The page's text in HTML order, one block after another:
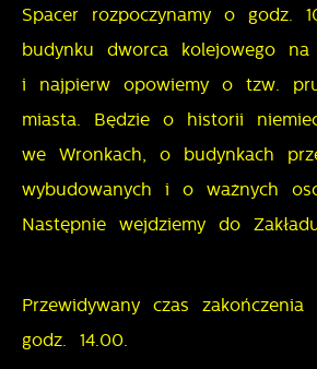
Spacer rozpoczynamy o godz.
budynku dworca kolejowego
i najpierw opowiemy o tzw.
miasta. Będzie o historii
we Wronkach, o budynkach
wybudowanych i o ważnych
Następnie wejdziemy do
Przewidywany czas
godz. 14.00.